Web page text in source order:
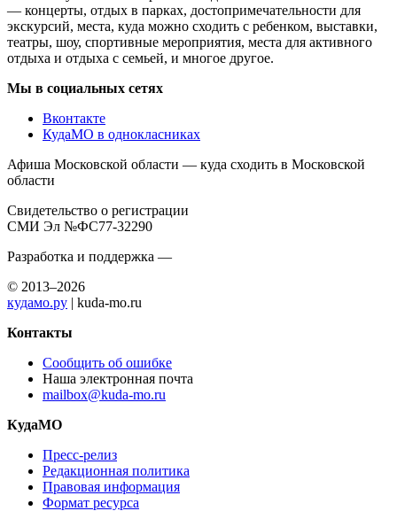
— концерты, отдых в парках, достопримечательности для
экскурсий, места, куда можно сходить с ребенком, выставки,
театры, шоу, спортивные мероприятия, места для активного
отдыха и отдыха с семьей, и многое другое.
Мы в социальных сетях
Вконтакте
КудаМО в однокласниках
Афиша Московской области — куда сходить в Московской
области
Свидетельство о регистрации
СМИ Эл №ФС77-32290
Разработка и поддержка —
© 2013–2026
кудамо.ру | kuda-mo.ru
Контакты
Сообщить об ошибке
Наша электронная почта
mailbox@kuda-mo.ru
КудаМО
Пресс-релиз
Редакционная политика
Правовая информация
Формат ресурса